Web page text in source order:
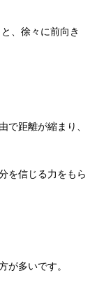
、徐々に前向き
で距離が縮まり、
を信じる力をもら
が多いです。